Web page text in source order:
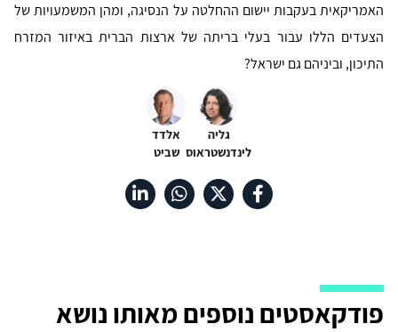
האמריקאית בעקבות יישום ההחלטה על הנסיגה, ומהן המשמעויות של
הצעדים הללו עבור בעלי בריתה של ארצות הברית באיזור המזרח
התיכון, וביניהם גם ישראל?
גליה
לינדנשטראוס
אלדד
שביט
פודקאסטים נוספים מאותו נושא